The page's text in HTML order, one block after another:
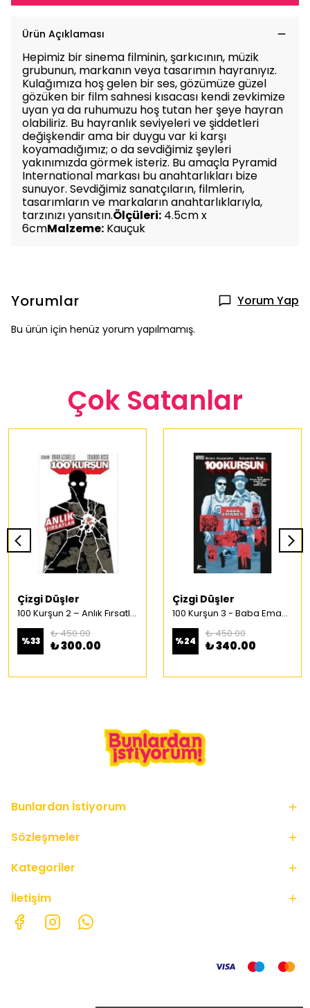
Ürün Açıklaması
Hepimiz bir sinema filminin, şarkıcının, müzik
grubunun, markanın veya tasarımın hayranıyız.
Kulağımıza hoş gelen bir ses, gözümüze güzel
gözüken bir film sahnesi kısacası kendi zevkimize
uyan ya da ruhumuzu hoş tutan her şeye hayran
olabiliriz. Bu hayranlık seviyeleri ve şiddetleri
değişkendir ama bir duygu var ki karşı
koyamadığımız; o da sevdiğimiz şeyleri
yakınımızda görmek isteriz. Bu amaçla Pyramid
International markası bu anahtarlıkları bize
sunuyor. Sevdiğimiz sanatçıların, filmlerin,
tasarımların ve markaların anahtarlıklarıyla,
tarzınızı yansıtın.Ölçüleri: 4.5cm x
6cmMalzeme: Kauçuk
Yorumlar Yorum Yap
Bu ürün için henüz yorum yapılmamış.
Çok Satanlar
Çizgi Düşler
100 Kurşun 2 – Anlık Fırsatlar Türkçe Çizgi Roman
%33
₺ 450.00
₺ 300.00
Çizgi Düşler
100 Kurşun 3 - Baba Emaneti Türkçe Çizgi Roman
%24
₺ 450.00
₺ 340.00
Bunlardan İstiyorum
Sözleşmeler
Kategoriler
İletişim